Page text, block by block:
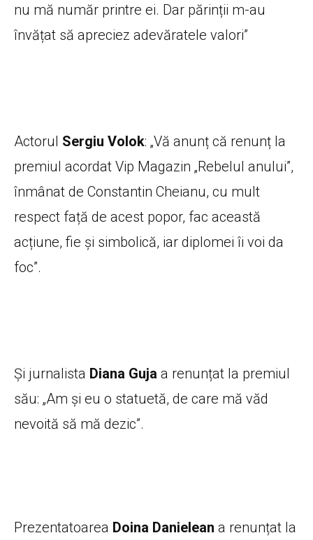
nu mă număr printre ei. Dar părinții m-au
învățat să apreciez adevăratele valori”
Actorul Sergiu Volok: „Vă anunț că renunț la
premiul acordat Vip Magazin „Rebelul anului”,
înmânat de Constantin Cheianu, cu mult
respect față de acest popor, fac această
acțiune, fie și simbolică, iar diplomei îi voi da
foc”.
Și jurnalista Diana Guja a renunțat la premiul
său: „Am și eu o statuetă, de care mă văd
nevoită să mă dezic”.
Prezentatoarea Doina Danielean a renunțat la